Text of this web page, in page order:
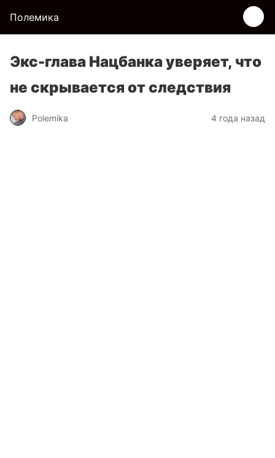
Полемика
Экс-глава Нацбанка уверяет, что
не скрывается от следствия
Polemika 4 года назад